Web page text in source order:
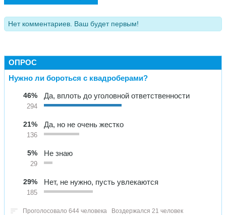
Нет комментариев. Ваш будет первым!
ОПРОС
Нужно ли бороться с квадроберами?
46%
294
Да, вплоть до уголовной ответственности
21%
136
Да, но не очень жестко
5%
29
Не знаю
29%
185
Нет, не нужно, пусть увлекаются
Проголосовало 644 человека Воздержался 21 человек